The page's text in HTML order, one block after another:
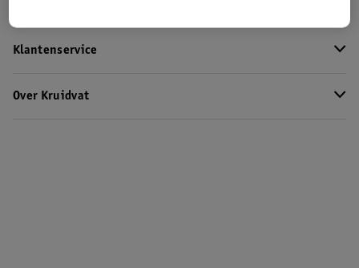
Klantenservice
Over Kruidvat